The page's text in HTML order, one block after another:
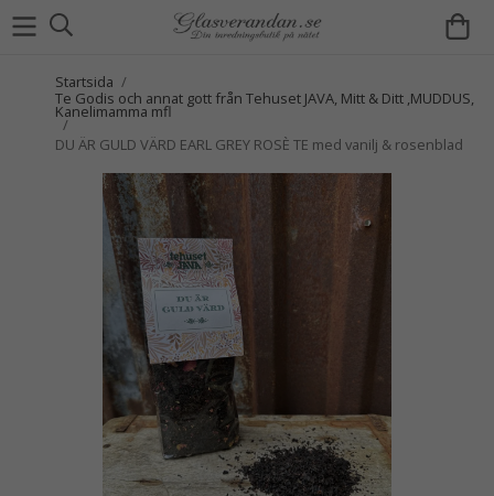
Startsida /
Te Godis och annat gott från Tehuset JAVA, Mitt & Ditt ,MUDDUS,
Kanelimamma mfl
/
DU ÄR GULD VÄRD EARL GREY ROSÈ TE med vanilj & rosenblad